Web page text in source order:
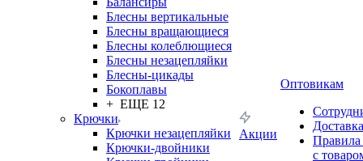
Блесны вертикальные
Блесны вращающиеся
Блесны колеблющиеся
Блесны незацепляйки
Блесны-цикады
Бокоплавы
+ ЕЩЕ 12
Крючки
Крючки незацепляйки
Крючки-двойники
Акции
Оптовикам
Доставка
Правила
с